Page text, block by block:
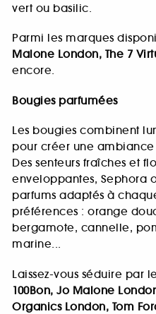
vert ou basilic.
Parmi les marques
Malone London, The 7
encore.
Bougies parfumées
Les bougies combinent
pour créer une
Des senteurs fraîches et
enveloppantes, Sephora
parfums adaptés à
préférences : orange
bergamote, cannelle,
marine...
Laissez-vous séduire par
100Bon, Jo Malone
Organics London, Tom